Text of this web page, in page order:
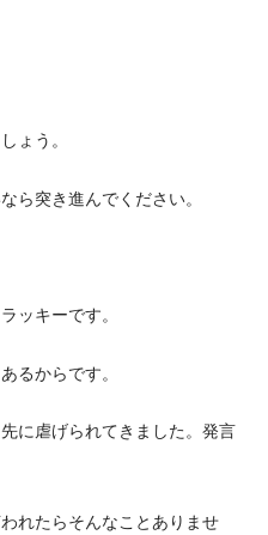
ょう。
ら突き進んでください。
ッキーです。
るからです。
に虐げられてきました。発言
れたらそんなことありませ